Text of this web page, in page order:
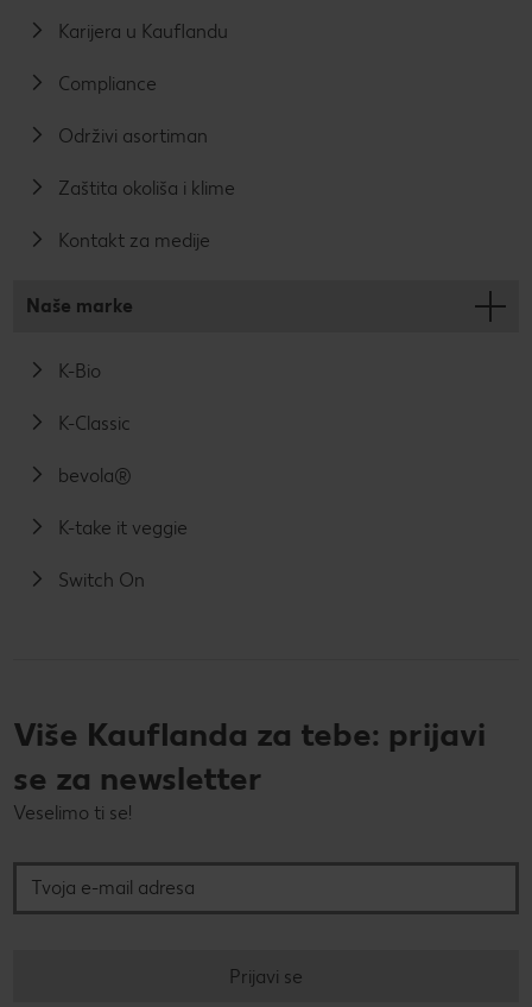
Karijera u Kauflandu
Compliance
Održivi asortiman
Zaštita okoliša i klime
Kontakt za medije
Naše marke
K-Bio
K-Classic
bevola®
K-take it veggie
Switch On
Više Kauflanda za tebe: prijavi
se za newsletter
Veselimo ti se!
Prijavi se